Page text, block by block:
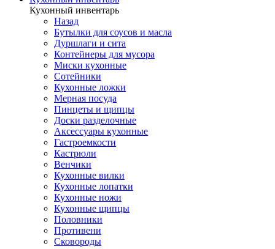
Кухонный инвентарь
Назад
Бутылки для соусов и масла
Дуршлаги и сита
Контейнеры для мусора
Миски кухонные
Сотейники
Кухонные ложки
Мерная посуда
Пинцеты и щипцы
Доски разделочные
Аксессуары кухонные
Гастроемкости
Кастрюли
Венчики
Кухонные вилки
Кухонные лопатки
Кухонные ножи
Кухонные щипцы
Половники
Противени
Сковороды